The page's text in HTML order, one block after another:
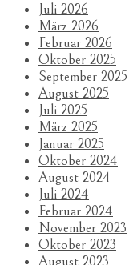
Juli 2026
März 2026
Februar 2026
Oktober 2025
September 2025
August 2025
Juli 2025
März 2025
Januar 2025
Oktober 2024
August 2024
Juli 2024
Februar 2024
November 2023
Oktober 2023